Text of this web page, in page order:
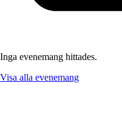
Inga evenemang hittades.
Visa alla evenemang